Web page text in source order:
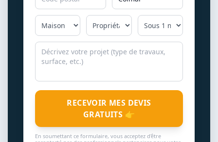
RECEVOIR MES DEVIS
GRATUITS 👉
En soumettant ce formulaire, vous acceptez d'être